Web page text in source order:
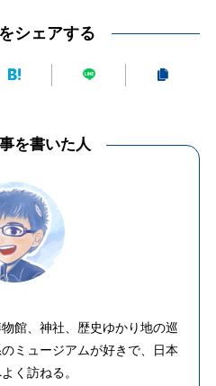
シェアする
を書いた人
館、神社、歴史ゆかり地の巡
ミュージアムが好きで、日本
く訪ねる。